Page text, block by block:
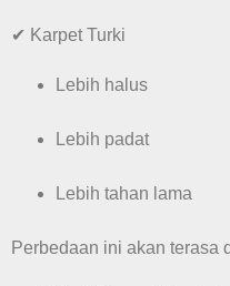
✔ Karpet Turki
Lebih halus
Lebih padat
Lebih tahan lama
Perbedaan ini akan terasa